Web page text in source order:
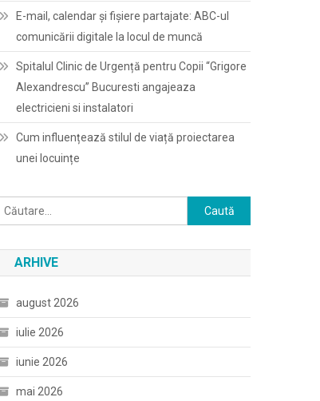
E-mail, calendar şi fişiere partajate: ABC-ul
comunicării digitale la locul de muncă
Spitalul Clinic de Urgență pentru Copii “Grigore
Alexandrescu” Bucuresti angajeaza
electricieni si instalatori
Cum influențează stilul de viață proiectarea
unei locuințe
Caută
după:
ARHIVE
august 2026
iulie 2026
iunie 2026
mai 2026